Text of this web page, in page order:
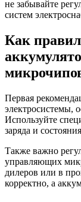
не забывайте
систем
Как
Первая
электросистемы,
Используйте
заряда и
Также важно
управляющих
дилеров или в
корректно, а